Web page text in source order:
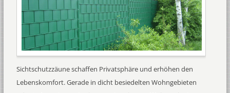
Sichtschutzzäune schaffen Privatsphäre und erhöhen den
Lebenskomfort. Gerade in dicht besiedelten Wohngebieten